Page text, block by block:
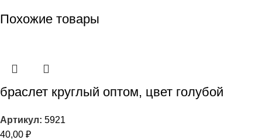
Похожие товары
браслет круглый оптом, цвет голубой
Артикул: 5921
40,00 ₽